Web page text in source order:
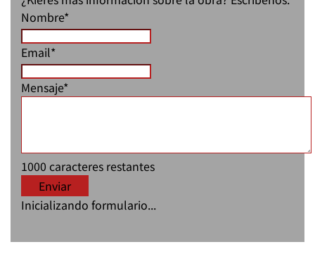
Nombre*
Email*
Mensaje*
1000 caracteres restantes
Enviar
Inicializando formulario...